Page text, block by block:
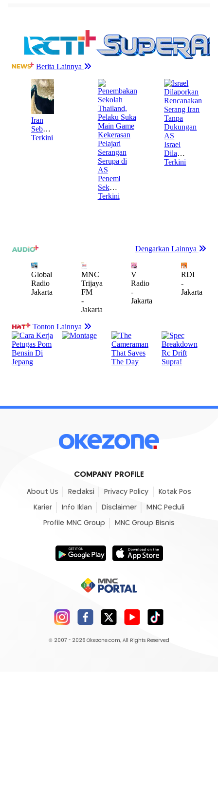
COMPANY PROFILE
About Us Redaksi Privacy Policy Kotak Pos
Karier Info Iklan Disclaimer MNC Peduli
Profile MNC Group MNC Group Bisnis
© 2007 - 2026 Okezone.com, All Rights Reserved